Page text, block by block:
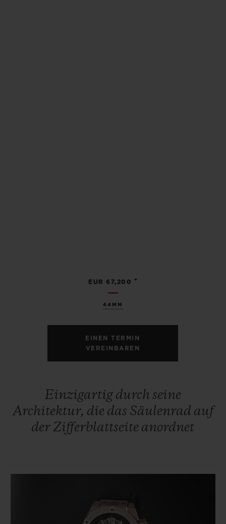
44MM
EUR 67,200 •
EINEN TERMIN
VEREINBAREN
Einzigartig durch seine
Architektur, die das Säulenrad auf
der Zifferblattseite anordnet